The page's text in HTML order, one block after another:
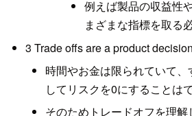
例えば製品の収益性
まざまな指標を取る
3 Trade offs are a product decision
時間やお金は限られていて、
してリスクを0にすることは
そのためトレードオフを理